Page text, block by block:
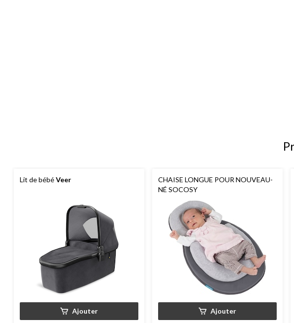
Lit de bébéVeer
Ajouter
CHAISE LONGUE POUR NOUVEAU-
NÉ SOCOSY
Ajouter